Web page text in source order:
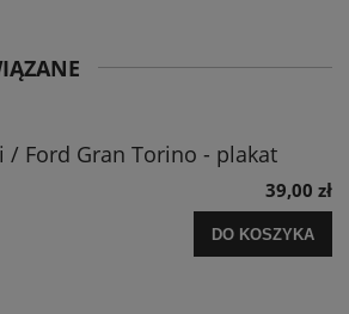
/ Ford Gran Torino - plakat
39,00 zł
DO KOSZYKA